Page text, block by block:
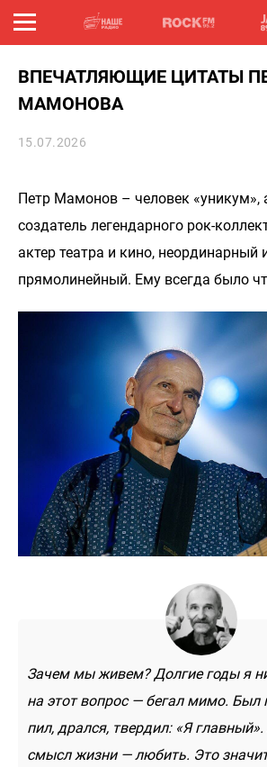
ВПЕЧАТЛЯЮЩИЕ ЦИТАТЫ
МАМОНОВА
15.07.2026
Петр Мамонов – человек «уникум»,
создатель легендарного рок-
актер театра и кино, неординарный
прямолинейный. Ему всегда было
Зачем мы живем? Долгие годы я
на этот вопрос — бегал мимо. Был
пил, дрался, твердил: «Я
смысл жизни — любить. Это